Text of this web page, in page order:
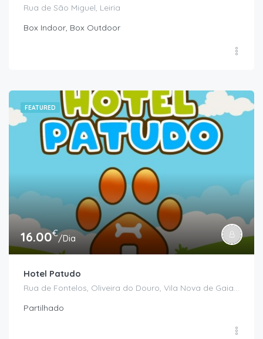
Rua de São Miguel, Leiria
Box Indoor, Box Outdoor
FEATURED
16.00€/Dia
Hotel Patudo
Rua de Fontelos, Oliveira do Douro, Vila Nova de Gaia, Porto, Portugal
Partilhado